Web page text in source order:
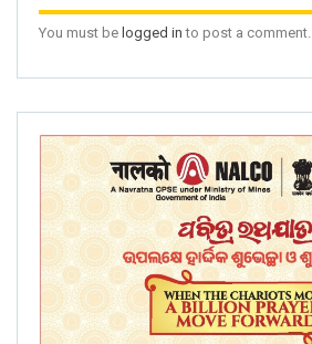
You must be logged in to post a comment.